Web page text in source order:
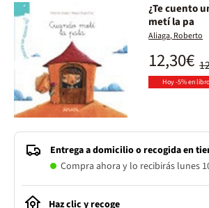
¿Te cuento
metí la pa
Aliaga, Roberto
12,30€
Hoy -5% en
Entrega a domicilio o recogida en
Compra ahora y lo recibirás lunes
Haz clic y recoge